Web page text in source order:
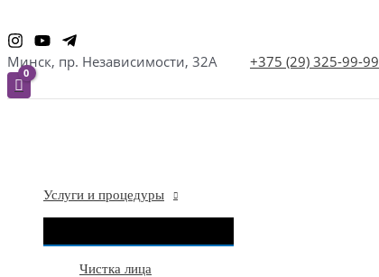
Перейти
к
содержимому
Минск, пр. Независимости, 32А +375 (29) 325-99-99
Услуги и процедуры
МЕНЮ
Чистка лица